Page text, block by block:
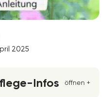
2025
Infos öffnen +